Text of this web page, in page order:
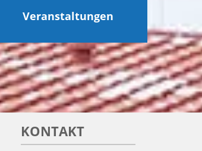
Veranstaltungen
KONTAKT